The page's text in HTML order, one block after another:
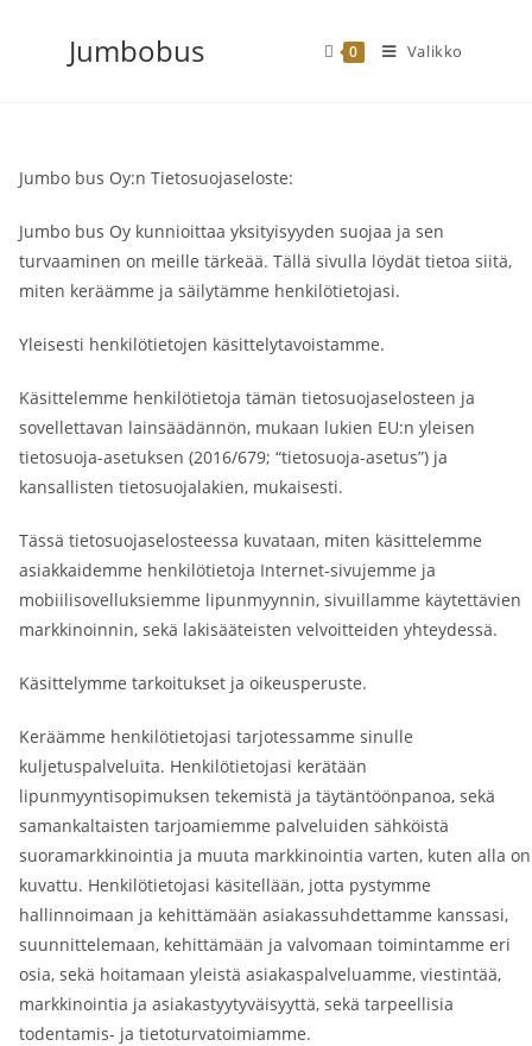
sisältöön
Jumbobus 0 Valikko
Jumbo bus Oy:n Tietosuojaseloste:
Jumbo bus Oy kunnioittaa yksityisyyden suojaa ja sen
turvaaminen on meille tärkeää. Tällä sivulla löydät tietoa siitä,
miten keräämme ja säilytämme henkilötietojasi.
Yleisesti henkilötietojen käsittelytavoistamme.
Käsittelemme henkilötietoja tämän tietosuojaselosteen ja
sovellettavan lainsäädännön, mukaan lukien EU:n yleisen
tietosuoja-asetuksen (2016/679; “tietosuoja-asetus”) ja
kansallisten tietosuojalakien, mukaisesti.
Tässä tietosuojaselosteessa kuvataan, miten käsittelemme
asiakkaidemme henkilötietoja Internet-sivujemme ja
mobiilisovelluksiemme lipunmyynnin, sivuillamme käytettävien
markkinoinnin, sekä lakisääteisten velvoitteiden yhteydessä.
Käsittelymme tarkoitukset ja oikeusperuste.
Keräämme henkilötietojasi tarjotessamme sinulle
kuljetuspalveluita. Henkilötietojasi kerätään
lipunmyyntisopimuksen tekemistä ja täytäntöönpanoa, sekä
samankaltaisten tarjoamiemme palveluiden sähköistä
suoramarkkinointia ja muuta markkinointia varten, kuten alla on
kuvattu. Henkilötietojasi käsitellään, jotta pystymme
hallinnoimaan ja kehittämään asiakassuhdettamme kanssasi,
suunnittelemaan, kehittämään ja valvomaan toimintamme eri
osia, sekä hoitamaan yleistä asiakaspalveluamme, viestintää,
markkinointia ja asiakastyytyväisyyttä, sekä tarpeellisia
todentamis- ja tietoturvatoimiamme.